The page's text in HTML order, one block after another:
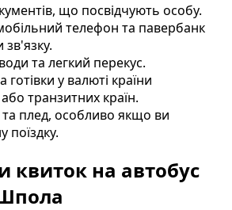
що посвідчують особу.
телефон та павербанк
зв'язку.
та легкий перекус.
у валюті країни
транзитних країн.
плед, особливо якщо ви
поїздку.
квиток на автобус